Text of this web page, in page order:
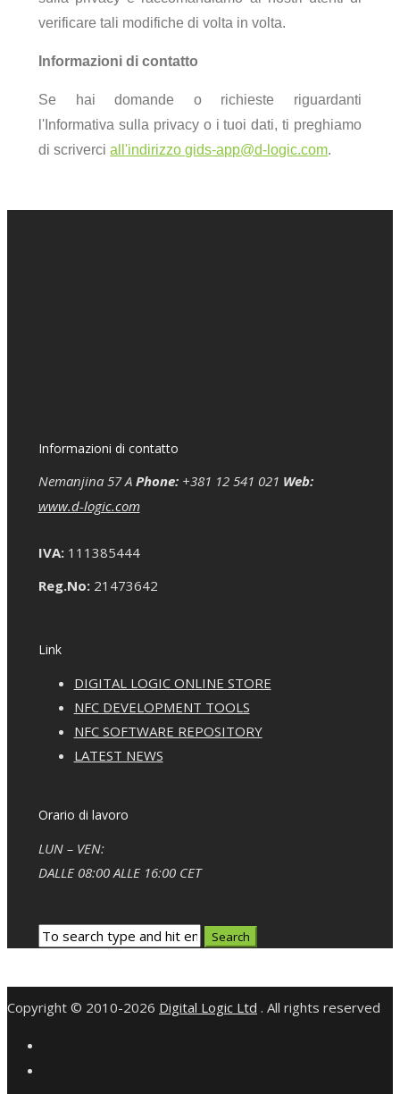
verificare tali modifiche di volta in volta.
Informazioni di contatto
Se hai domande o richieste riguardanti
l'Informativa sulla privacy o i tuoi dati, ti preghiamo
di scriverciall'indirizzogids-app@d-logic.com.
Informazioni di contatto
Nemanjina 57 A Phone:+381 12 541 021 Web:
www.d-logic.com
IVA:111385444
Reg.No:21473642
Link
DIGITAL LOGIC ONLINE STORE
NFC DEVELOPMENT TOOLS
NFC SOFTWARE REPOSITORY
LATEST NEWS
Orario di lavoro
LUN – VEN:
DALLE 08:00 ALLE 16:00 CET
Copyright © 2010-2026 Digital Logic Ltd . All rights reserved